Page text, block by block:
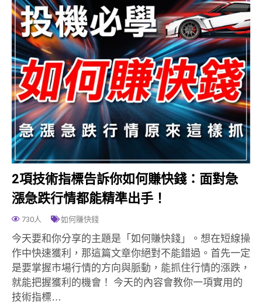
2項技術指標告訴你如何賺快錢：面對急
漲急跌行情都能精準出手！
730人 如何賺快錢
今天要和你分享的主題是「如何賺快錢」。想在短線操
作中快速獲利，那這篇文章你絕對不能錯過。首先一定
是要掌握市場行情的方向與脈動，能抓住行情的漲跌，
就能把握獲利的機會！ 今天的內容會教你一項實用的
技術指標…